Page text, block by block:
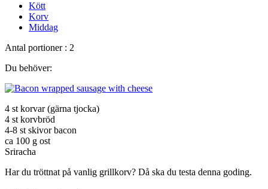
Kött
Korv
Middag
Antal portioner : 2
Du behöver:
4 st korvar (gärna tjocka)
4 st korvbröd
4-8 st skivor bacon
ca 100 g ost
Sriracha
Har du tröttnat på vanlig grillkorv? Då ska du testa denna goding.